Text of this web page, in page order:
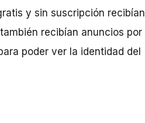
y sin suscripción recibían
recibían anuncios por
poder ver la identidad del